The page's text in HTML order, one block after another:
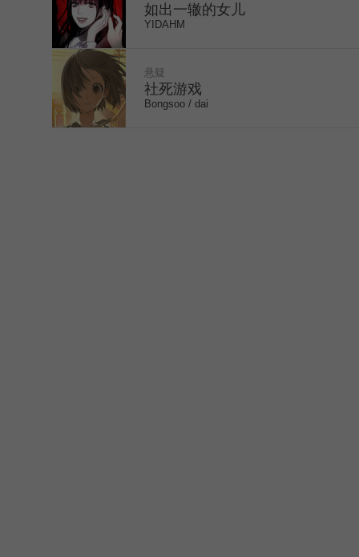
like
如出一辙的女儿
YIDAHM
悬疑
社死游戏
Bongsoo / dai